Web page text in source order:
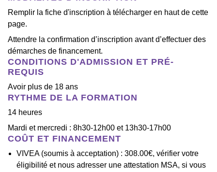
Remplir la fiche d'inscription à télécharger en haut de cette
page.
Attendre la confirmation d’inscription avant d’effectuer des
démarches de financement.
CONDITIONS D'ADMISSION ET PRÉ-
REQUIS
Avoir plus de 18 ans
RYTHME DE LA FORMATION
14 heures
Mardi et mercredi : 8h30-12h00 et 13h30-17h00
COÛT ET FINANCEMENT
VIVEA (soumis à acceptation) : 308.00€, vérifier votre
éligibilité et nous adresser une attestation MSA, si vous